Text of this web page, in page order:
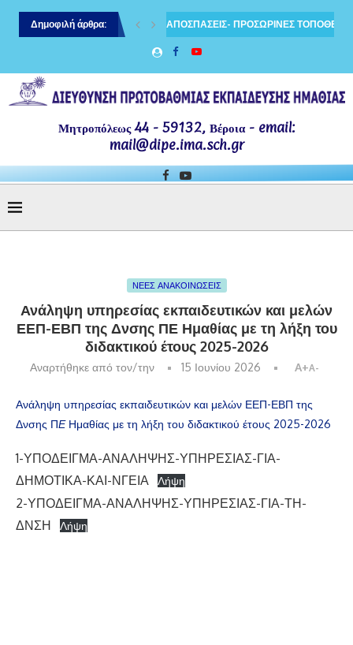
Δημοφιλή άρθρα:
κλάδου ΠΕ70 και ΠΕ60 ΑΠΟΣΠΑΣΕΙΣ- ΠΡΟΣΩΡΙΝΕΣ
Μητροπόλεως 44 - 59132, Βέροια - email:
mail@dipe.ima.sch.gr
ΝΕΕΣ ΑΝΑΚΟΙΝΩΣΕΙΣ
Ανάληψη υπηρεσίας εκπαιδευτικών και μελών
ΕΕΠ-ΕΒΠ της Δνσης ΠΕ Ημαθίας με τη λήξη του
διδακτικού έτους 2025-2026
Αναρτήθηκε από τον/την 15 Ιουνίου 2026 A+A-
Ανάληψη υπηρεσίας εκπαιδευτικών και μελών ΕΕΠ-ΕΒΠ της
Δνσης ΠΕΗμαθίας με τη λήξη του διδακτικού έτους 2025-2026
1-ΥΠΟΔΕΙΓΜΑ-ΑΝΑΛΗΨΗΣ-ΥΠΗΡΕΣΙΑΣ-ΓΙΑ-
ΔΗΜΟΤΙΚΑ-ΚΑΙ-ΝΓΕΙΑ
Λήψη
2-ΥΠΟΔΕΙΓΜΑ-ΑΝΑΛΗΨΗΣ-ΥΠΗΡΕΣΙΑΣ-ΓΙΑ-ΤΗ-
ΔΝΣΗ
Λήψη